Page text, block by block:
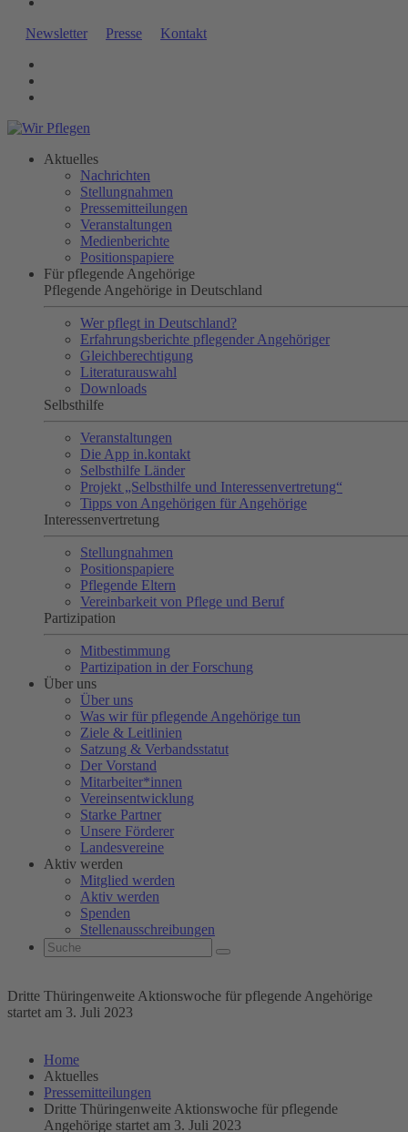
Newsletter Presse Kontakt
Aktuelles
Nachrichten
Stellungnahmen
Pressemitteilungen
Veranstaltungen
Medienberichte
Positionspapiere
Für pflegende Angehörige
Pflegende Angehörige in Deutschland
Wer pflegt in Deutschland?
Erfahrungsberichte pflegender Angehöriger
Gleichberechtigung
Literaturauswahl
Downloads
Selbsthilfe
Veranstaltungen
Die App in.kontakt
Selbsthilfe Länder
Projekt „Selbsthilfe und Interessenvertretung“
Tipps von Angehörigen für Angehörige
Interessenvertretung
Stellungnahmen
Positionspapiere
Pflegende Eltern
Vereinbarkeit von Pflege und Beruf
Partizipation
Mitbestimmung
Partizipation in der Forschung
Über uns
Über uns
Was wir für pflegende Angehörige tun
Ziele & Leitlinien
Satzung & Verbandsstatut
Der Vorstand
Mitarbeiter*innen
Vereinsentwicklung
Starke Partner
Unsere Förderer
Landesvereine
Aktiv werden
Mitglied werden
Aktiv werden
Spenden
Stellenausschreibungen
Dritte Thüringenweite Aktionswoche für pflegende Angehörige
startet am 3. Juli 2023
Home
Aktuelles
Pressemitteilungen
Dritte Thüringenweite Aktionswoche für pflegende
Angehörige startet am 3. Juli 2023